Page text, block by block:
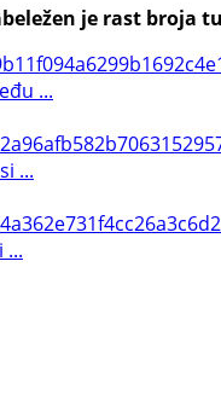
je rast
...
...
...